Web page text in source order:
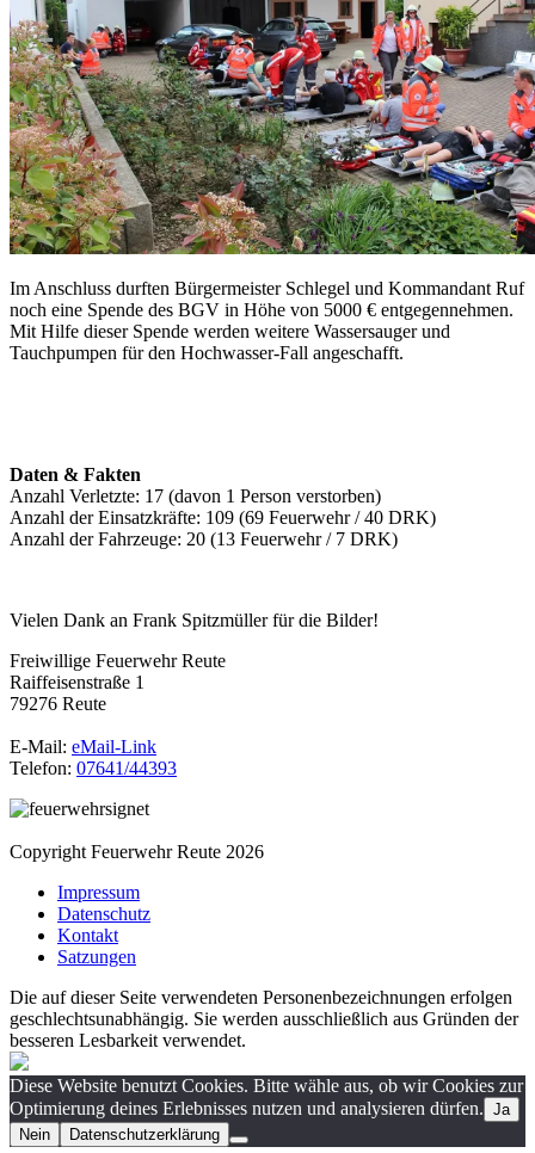
Im Anschluss durften Bürgermeister Schlegel und Kommandant Ruf
noch eine Spende des BGV in Höhe von 5000 € entgegennehmen.
Mit Hilfe dieser Spende werden weitere Wassersauger und
Tauchpumpen für den Hochwasser-Fall angeschafft.
Daten & Fakten
Anzahl Verletzte: 17 (davon 1 Person verstorben)
Anzahl der Einsatzkräfte: 109 (69 Feuerwehr / 40 DRK)
Anzahl der Fahrzeuge: 20 (13 Feuerwehr / 7 DRK)
Vielen Dank an Frank Spitzmüller für die Bilder!
Freiwillige Feuerwehr Reute
Raiffeisenstraße 1
79276 Reute
E-Mail: eMail-Link
Telefon: 07641/44393
Copyright Feuerwehr Reute 2026
Impressum
Datenschutz
Kontakt
Satzungen
Die auf dieser Seite verwendeten Personenbezeichnungen erfolgen
geschlechtsunabhängig. Sie werden ausschließlich aus Gründen der
besseren Lesbarkeit verwendet.
Diese Website benutzt Cookies. Bitte wähle aus, ob wir Cookies zur
Optimierung deines Erlebnisses nutzen und analysieren dürfen. Ja
Nein
Datenschutzerklärung